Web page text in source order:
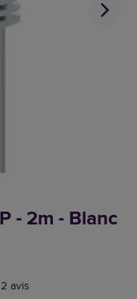
- 2m - Blanc
2 avis